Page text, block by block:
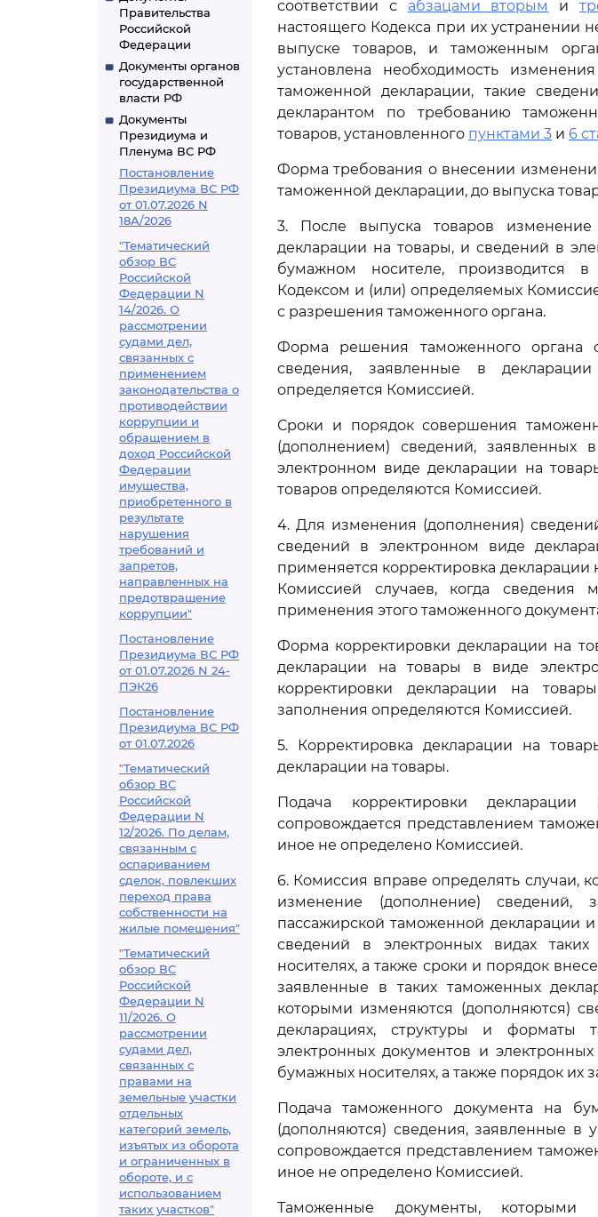
Правительства
Российской
Федерации
Документы органов
государственной
власти РФ
Документы
Президиума и
Пленума ВС РФ
Постановление
Президиума ВС РФ
от 01.07.2026 N
18А/2026
"Тематический
обзор ВС
Российской
Федерации N
14/2026. О
рассмотрении
судами дел,
связанных с
применением
законодательства о
противодействии
коррупции и
обращением в
доход Российской
Федерации
имущества,
приобретенного в
результате
нарушения
требований и
запретов,
направленных на
предотвращение
коррупции"
Постановление
Президиума ВС РФ
от 01.07.2026 N 24-
ПЭК26
Постановление
Президиума ВС РФ
от 01.07.2026
"Тематический
обзор ВС
Российской
Федерации N
12/2026. По делам,
связанным с
оспариванием
сделок, повлекших
переход права
собственности на
жилые помещения"
"Тематический
обзор ВС
Российской
Федерации N
11/2026. О
рассмотрении
судами дел,
связанных с
правами на
земельные участки
отдельных
категорий земель,
изъятых из оборота
и ограниченных в
обороте, и с
использованием
таких участков"
соответствии с абзацами вторым и
настоящего Кодекса при их устранении
выпуске товаров, и таможенным
установлена необходимость
таможенной декларации, такие
декларантом по требованию
товаров, установленного пунктами 3 и 6
Форма требования о внесении
таможенной декларации, до выпуска
3. После выпуска товаров
декларации на товары, и сведений в
бумажном носителе, производится в
Кодексом и (или) определяемых
с разрешения таможенного органа.
Форма решения таможенного органа
сведения, заявленные в
определяется Комиссией.
Сроки и порядок совершения
(дополнением) сведений,
электронном виде декларации на
товаров определяются Комиссией.
4. Для изменения (дополнения)
сведений в электронном виде
применяется корректировка
Комиссией случаев, когда
применения этого таможенного
Форма корректировки декларации на
декларации на товары в виде
корректировки декларации на
заполнения определяются Комиссией.
5. Корректировка декларации на
декларации на товары.
Подача корректировки
сопровождается представлением
иное не определено Комиссией.
6. Комиссия вправе определять случаи,
изменение (дополнение) сведений,
пассажирской таможенной декларации
сведений в электронных видах
носителях, а также сроки и порядок
заявленные в таких таможенных
которыми изменяются (дополняются)
декларациях, структуры и форматы
электронных документов и
бумажных носителях, а также порядок их
Подача таможенного документа на
(дополняются) сведения, заявленные в
сопровождается представлением
иное не определено Комиссией.
Таможенные документы, которыми